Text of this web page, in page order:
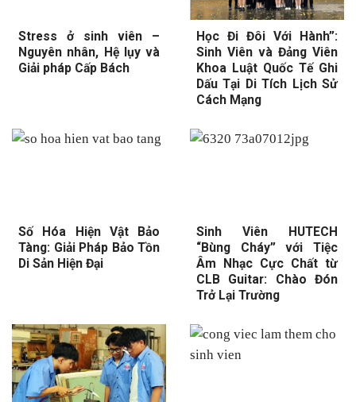
Stress ở sinh viên –
Nguyên nhân, Hệ lụy và
Giải pháp Cấp Bách
Học Đi Đôi Với Hành”:
Sinh Viên và Đảng Viên
Khoa Luật Quốc Tế Ghi
Dấu Tại Di Tích Lịch Sử
Cách Mạng
Số Hóa Hiện Vật Bảo
Tàng: Giải Pháp Bảo Tồn
Di Sản Hiện Đại
Sinh Viên HUTECH
“Bùng Cháy” với Tiệc
Âm Nhạc Cực Chất từ
CLB Guitar: Chào Đón
Trở Lại Trường